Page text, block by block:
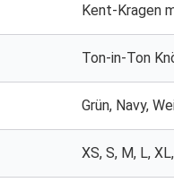
Kent-Kragen
Ton-in-Ton
Grün, Navy,
XS, S, M, L,